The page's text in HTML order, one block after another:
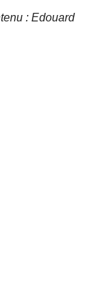
: Edouard